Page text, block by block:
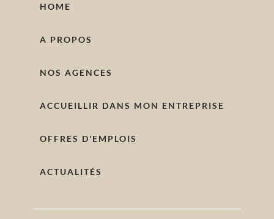
HOME
A PROPOS
NOS AGENCES
ACCUEILLIR DANS MON ENTREPRISE
OFFRES D'EMPLOIS
ACTUALITÉS